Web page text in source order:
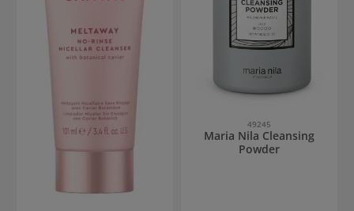
49245
Maria Nila Cleansing
Powder